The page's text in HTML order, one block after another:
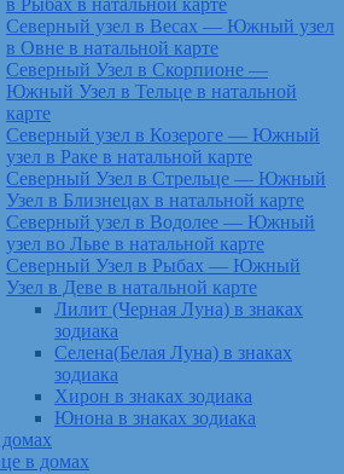
в Рыбах в натальной карте
Северный узел в Весах — Южный узел
в Овне в натальной карте
Северный Узел в Скорпионе —
Южный Узел в Тельце в натальной
карте
Северный узел в Козероге — Южный
узел в Раке в натальной карте
Северный Узел в Стрельце — Южный
Узел в Близнецах в натальной карте
Северный узел в Водолее — Южный
узел во Льве в натальной карте
Северный Узел в Рыбах — Южный
Узел в Деве в натальной карте
Лилит (Черная Луна) в знаках
зодиака
Селена(Белая Луна) в знаках
зодиака
Хирон в знаках зодиака
Юнона в знаках зодиака
в домах